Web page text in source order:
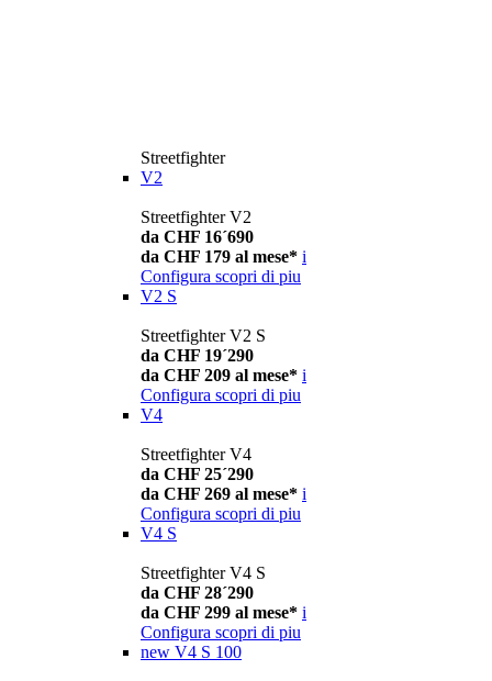
Streetfighter
V2
Streetfighter V2
da CHF 16´690
da CHF 179 al mese* i
Configura scopri di piu
V2 S
Streetfighter V2 S
da CHF 19´290
da CHF 209 al mese* i
Configura scopri di piu
V4
Streetfighter V4
da CHF 25´290
da CHF 269 al mese* i
Configura scopri di piu
V4 S
Streetfighter V4 S
da CHF 28´290
da CHF 299 al mese* i
Configura scopri di piu
new V4 S 100